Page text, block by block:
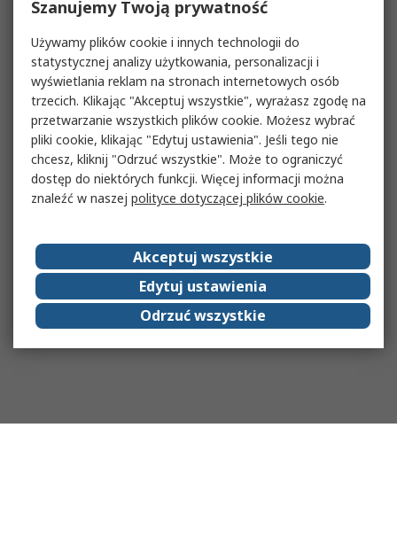
Szanujemy Twoją prywatność
Używamy plików cookie i innych technologii do
statystycznej analizy użytkowania, personalizacji i
wyświetlania reklam na stronach internetowych osób
trzecich. Klikając "Akceptuj wszystkie", wyrażasz zgodę na
przetwarzanie wszystkich plików cookie. Możesz wybrać
pliki cookie, klikając "Edytuj ustawienia". Jeśli tego nie
chcesz, kliknij "Odrzuć wszystkie". Może to ograniczyć
dostęp do niektórych funkcji. Więcej informacji można
znaleźć w naszej polityce dotyczącej plików cookie.
Akceptuj wszystkie
Edytuj ustawienia
Odrzuć wszystkie